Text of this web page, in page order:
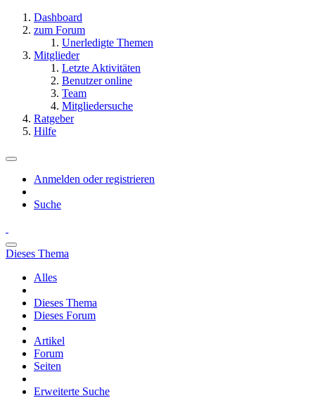
Dashboard
zum Forum
Unerledigte Themen
Mitglieder
Letzte Aktivitäten
Benutzer online
Team
Mitgliedersuche
Ratgeber
Hilfe
Anmelden oder registrieren
Suche
Dieses Thema
Alles
Dieses Thema
Dieses Forum
Artikel
Forum
Seiten
Erweiterte Suche